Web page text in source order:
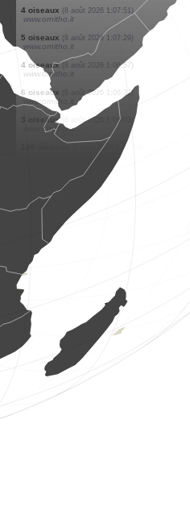
1 mammifère (8 août 2026 1:11:28)
www.ornitho.ch
1 oiseau (8 août 2026 1:10:59)
www.ornitho.it
7 oiseaux (8 août 2026 1:10:29)
www.ornitho.it
2 oiseaux (8 août 2026 1:10:10)
www.ornitho.it
2 oiseaux (8 août 2026 1:09:49)
www.ornitho.it
(8 août 2026 1:09:26)
(8 août 2026 1:08:32)
www.ornitho.it
1 oiseau (8 août 2026 1:08:13)
www.ornitho.it
4 oiseaux (8 août 2026 1:07:51)
www.ornitho.it
5 oiseaux
www.ornitho.it
www.ornitho.it
6 oiseaux (8 août 2026 1:06:31)
www.ornitho.it
3 oiseaux (8 août 2026 1:06:03)
www.ornitho.it
100 oiseaux (8 août 2026 1:05:54)
www.ornitho.it
20 oiseaux
www.ornitho.it